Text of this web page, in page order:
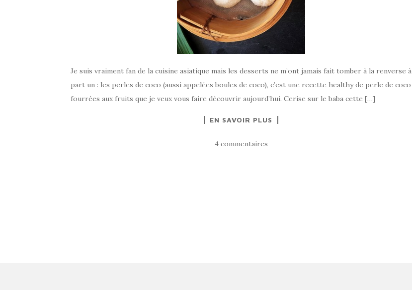
Je suis vraiment fan de la cuisine asiatique mais les desserts ne m’ont jamais fait tomber à la renverse à
part un : les perles de coco (aussi appelées boules de coco), c’est une recette healthy de perle de coco
fourrées aux fruits que je veux vous faire découvrir aujourd’hui. Cerise sur le baba cette […]
EN SAVOIR PLUS
4 commentaires